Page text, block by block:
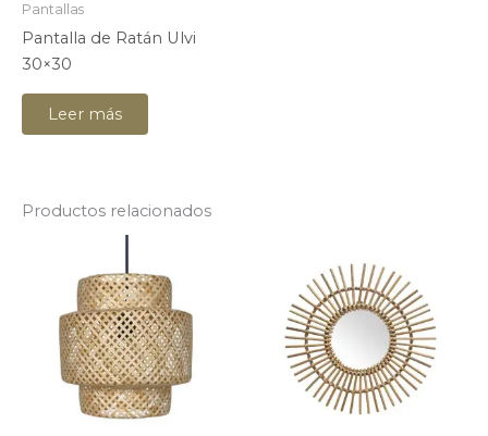
Pantallas
Pantalla de Ratán Ulvi
30×30
Leer más
Productos relacionados